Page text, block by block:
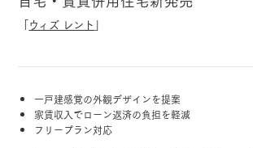
「ウィズ レント 」
一戸建感覚の外観デザインを提案
家賃収入でローン返済の負担を軽減
フリープラン対応